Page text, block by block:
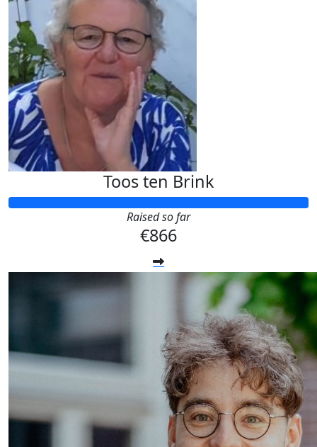
Toos ten Brink
Raised so far
€866